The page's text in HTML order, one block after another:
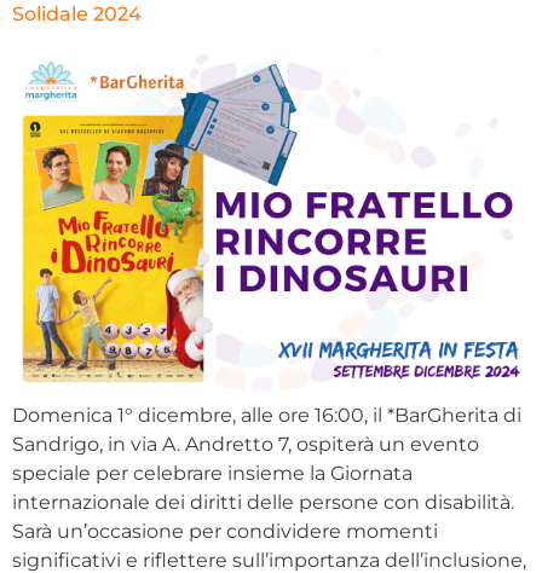
Solidale 2024
Domenica 1° dicembre, alle ore 16:00, il *BarGherita di
Sandrigo, in via A. Andretto 7, ospiterà un evento
speciale per celebrare insieme la Giornata
internazionale dei diritti delle persone con disabilità.
Sarà un’occasione per condividere momenti
significativi e riflettere sull’importanza dell’inclusione,